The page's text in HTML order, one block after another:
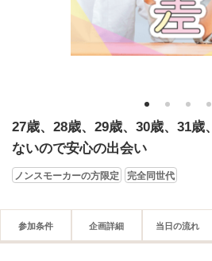
1 2 3 4
27歳、28歳、29歳、30歳、31歳
ないので安心の出会い
ノンスモーカーの方限定 完全同世代
参加条件 企画詳細 当日の流れ